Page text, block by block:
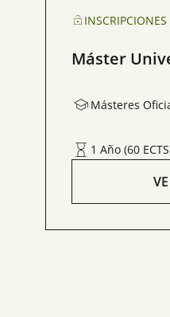
INSCRIPCIONES
Máster
Másteres
1 Año (60